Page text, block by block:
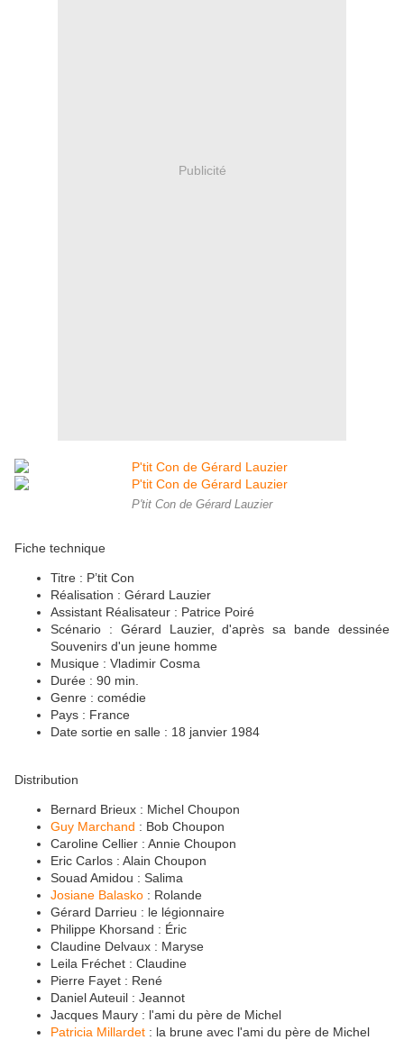
Publicité
P'tit Con de Gérard Lauzier
Fiche technique
Titre : P’tit Con
Réalisation : Gérard Lauzier
Assistant Réalisateur : Patrice Poiré
Scénario : Gérard Lauzier, d'après sa bande dessinée
Souvenirs d'un jeune homme
Musique : Vladimir Cosma
Durée : 90 min.
Genre : comédie
Pays : France
Date sortie en salle : 18 janvier 1984
Distribution
Bernard Brieux : Michel Choupon
Guy Marchand : Bob Choupon
Caroline Cellier : Annie Choupon
Eric Carlos : Alain Choupon
Souad Amidou : Salima
Josiane Balasko : Rolande
Gérard Darrieu : le légionnaire
Philippe Khorsand : Éric
Claudine Delvaux : Maryse
Leila Fréchet : Claudine
Pierre Fayet : René
Daniel Auteuil : Jeannot
Jacques Maury : l'ami du père de Michel
Patricia Millardet : la brune avec l'ami du père de Michel